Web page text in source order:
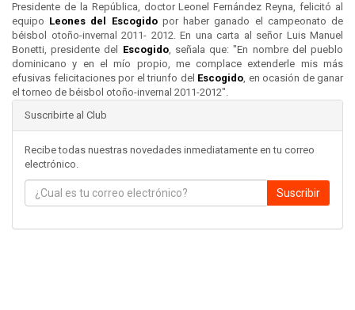
Presidente de la República, doctor Leonel Fernández Reyna, felicitó al
equipo Leones del Escogidopor haber ganado el campeonato de
béisbol otoño-invernal 2011- 2012. En una carta al señor Luis Manuel
Bonetti, presidente del Escogido, señala que: "En nombre del pueblo
dominicano y en el mío propio, me complace extenderle mis más
efusivas felicitaciones por el triunfo del Escogido, en ocasión de ganar
el torneo de béisbol otoño-invernal 2011-2012".
Suscribirte al Club
Recibe todas nuestras novedades inmediatamente en tu correo
electrónico.
Suscribir